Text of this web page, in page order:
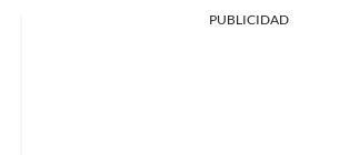
PUBLICIDAD